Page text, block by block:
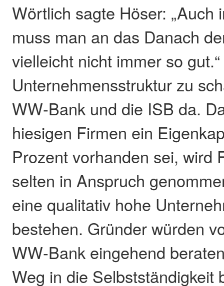
Wörtlich sagte Höser: „Auch
muss man an das Danach
vielleicht nicht immer so
Unternehmensstruktur zu
WW-Bank und die ISB da.
hiesigen Firmen ein
Prozent vorhanden sei, wird
selten in Anspruch
eine qualitativ hohe
bestehen. Gründer würden
WW-Bank eingehend
Weg in die Selbstständigkeit